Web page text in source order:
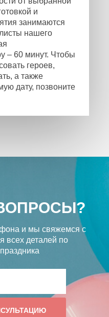
и
занимаются
нашего
– 60 минут. Чтобы
героев,
а также
дату, позвоните
и мы свяжемся с
всех деталей по